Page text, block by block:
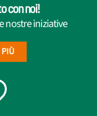
con noi!
nostre iniziative